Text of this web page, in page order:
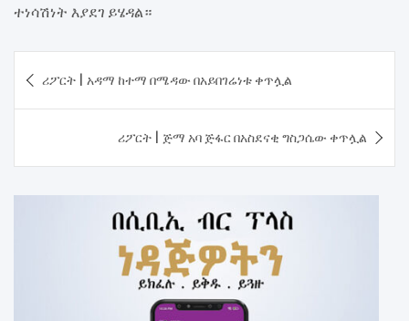
ተነሳሽነት እያደገ ይሄዳል።
navigation
ሪፖርት | አዳማ ከተማ በሜዳው በአይበገሬነቱ ቀጥሏል
ሪፖርት | ጅማ አባ ጅፋር በአስደናቂ ግስጋሴው ቀጥሏል